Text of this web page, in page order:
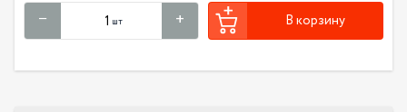
шт В корзину